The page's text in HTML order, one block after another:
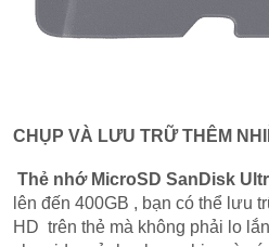
CHỤP VÀ LƯU TRỮ THÊM
Thẻ nhớ MicroSD SanDisk
lên đến 400GB , bạn có thể lưu
HD trên thẻ mà không phải lo